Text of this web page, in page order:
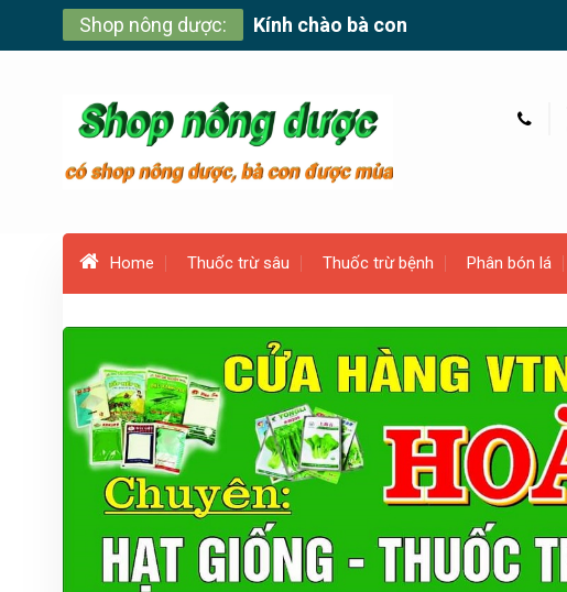
to
Shop nông dược: Kính chào bà con
Home Thuốc trừ sâu Thuốc trừ bệnh Phân bón lá